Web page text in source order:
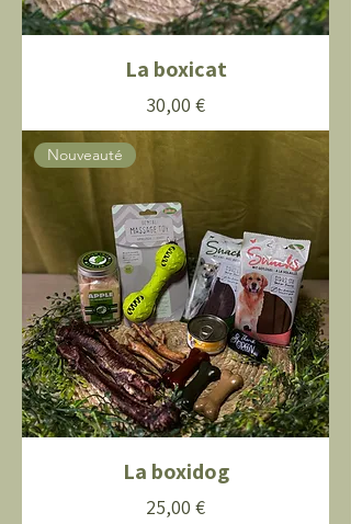
La boxicat
Prix
30,00 €
Nouveauté
La boxidog
Prix
25,00 €